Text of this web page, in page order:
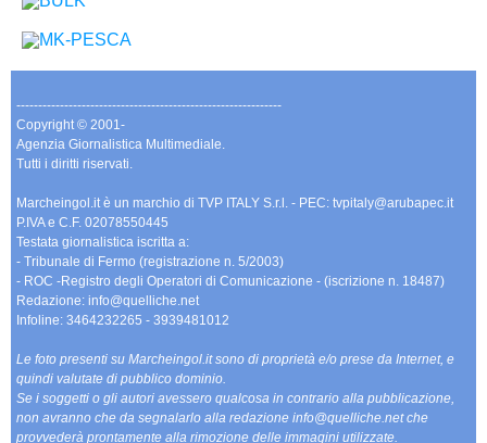
-------------------------------------------------------------
Copyright © 2001-
Agenzia Giornalistica Multimediale.
Tutti i diritti riservati.
Marcheingol.it è un marchio di TVP ITALY S.r.l. - PEC: tvpitaly@arubapec.it
P.IVA e C.F. 02078550445
Testata giornalistica iscritta a:
- Tribunale di Fermo (registrazione n. 5/2003)
- ROC -Registro degli Operatori di Comunicazione - (iscrizione n. 18487)
Redazione: info@quelliche.net
Infoline: 3464232265 - 3939481012
Le foto presenti su Marcheingol.it sono di proprietà e/o prese da Internet, e
quindi valutate di pubblico dominio.
Se i soggetti o gli autori avessero qualcosa in contrario alla pubblicazione,
non avranno che da segnalarlo alla redazione info@quelliche.net che
provvederà prontamente alla rimozione delle immagini utilizzate.